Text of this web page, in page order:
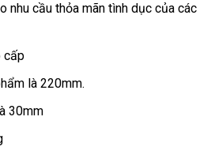
nhu cầu thỏa mãn tình dục trung
của quà
các
cấp
là 220mm.
30mm